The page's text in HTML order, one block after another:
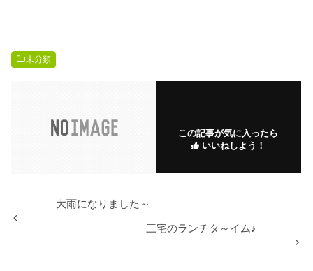
未分類
この記事が気に入ったら
いいねしよう！
大雨になりました～
三宅のランチタ～イム♪